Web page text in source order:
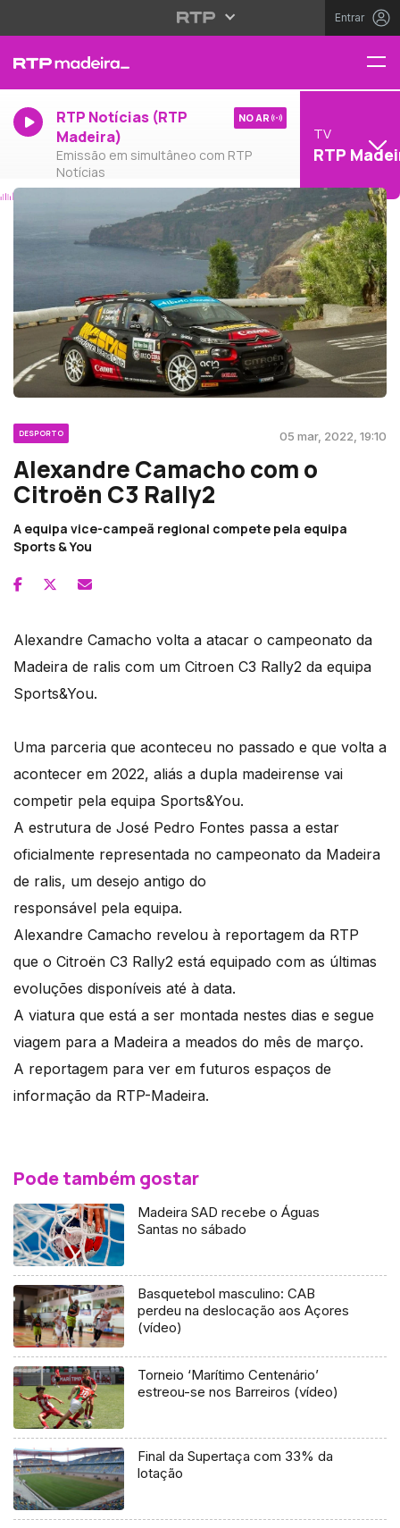
Entrar
RTP Notícias (RTP
Madeira)
Emissão em simultâneo com RTP
Notícias
NO AR
TV
RTP
DESPORTO 05 mar, 2022, 19:10
Alexandre Camacho com o
Citroën C3 Rally2
A equipa vice-campeã regional compete pela equipa
Sports & You
Alexandre Camacho volta a atacar o campeonato da
Madeira de ralis com um Citroen C3 Rally2 da equipa
Sports&You.
Uma parceria que aconteceu no passado e que volta a
acontecer em 2022, aliás a dupla madeirense vai
competir pela equipa Sports&You.
A estrutura de José Pedro Fontes passa a estar
oficialmente representada no campeonato da Madeira
de ralis, um desejo antigo do
responsável pela equipa.
Alexandre Camacho revelou à reportagem da RTP
que o Citroën C3 Rally2 está equipado com as últimas
evoluções disponíveis até à data.
A viatura que está a ser montada nestes dias e segue
viagem para a Madeira a meados do mês de março.
A reportagem para ver em futuros espaços de
informação da RTP-Madeira.
Pode também gostar
Madeira SAD recebe o Águas
Santas no sábado
Basquetebol masculino: CAB
perdeu na deslocação aos Açores
(vídeo)
Torneio ‘Marítimo Centenário’
estreou-se nos Barreiros (vídeo)
Final da Supertaça com 33% da
lotação